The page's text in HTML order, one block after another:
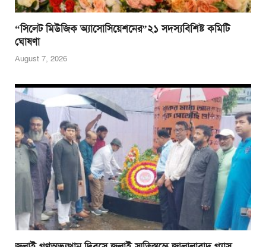
“সিলেট মিউজিক অ্যাসোসিয়েশনের”২১ সদস্যবিশিষ্ট কমিটি
ঘোষণা
August 7, 2026